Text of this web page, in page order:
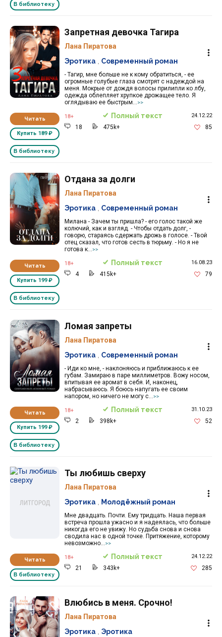
В библиотеку
Читать
Купить 189 ₽
В библиотеку
Запретная девочка Тагира
Лана Пиратова
- Тагир, мне больше не к кому обратиться, - ее
огромные голубые глаза смотрят с надеждой на
меня. Мокрые от дождя волосы прилипли ко лбу,
одежда облепляет хрупкое дрожащее тело. Я
оглядываю ее быстрым...
>>
Эротика Современный роман
18+ Полный текст 24.12.22
18 475k+ 85
Читать
Купить 199 ₽
В библиотеку
Отдана за долги
Лана Пиратова
Милана - Зачем ты пришла? - его голос такой же
колючий, как и взгляд. - Чтобы отдать долг, -
говорю, стараясь сдержать дрожь в голосе. - Твой
отец сказал, что готов сесть в тюрьму. - Но я не
готова к...
>>
Эротика Современный роман
18+ Полный текст 16.08.23
4 415k+ 79
Читать
Купить 199 ₽
В библиотеку
Ломая запреты
Лана Пиратова
- Иди ко мне, - наклоняюсь и приближаюсь к ее
губам. Замираю в паре миллиметров. Вожу носом,
впитывая ее аромат в себя. И, наконец,
набрасываюсь. Я боюсь напугать ее своим
напором, но ничего не могу с...
>>
Эротика Современный роман
18+ Полный текст 31.10.23
2 398k+ 52
Читать
В библиотеку
Ты любишь сверху
Лана Пиратова
Мне двадцать. Почти. Ему тридцать. Наша первая
встреча прошла ужасно и я надеялась, что больше
никогда его не увижу. Но судьба снова и снова
сводила нас в одной точке. Притяжение, которому
невозможно...
>>
Эротика Молодёжный роман
18+ Полный текст 24.12.22
21 343k+ 285
Влюбись в меня. Срочно!
Лана Пиратова
Эротика Эротика